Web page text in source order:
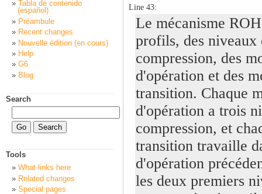
Line 43:
Le mécanisme
profils, des niveaux
compression, des
d'opération et des
transition. Chaque
d'opération a trois
compression, et
transition travaille
d'opération
les deux premiers
Tabla de contenido
(español)
Préambule
Recent changes
Nouvelle édition (en cours)
Help
G6
Blog
Search
Tools
What links here
Related changes
Special pages